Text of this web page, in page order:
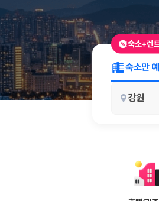
제주렌트카 가격비교는 카모
제주도 렌트카는 업체마다 차량 가격, 보험
일반자차, 완전자차,
셔틀 이동,
비교 후 원하는 차량을
숙소+렌
숙소만
강원